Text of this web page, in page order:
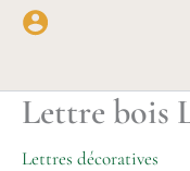
Lettre bois
Lettres décoratives